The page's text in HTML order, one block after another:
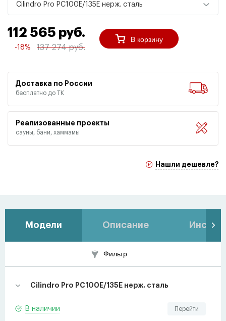
Cilindro Pro PC100E/135E нерж. сталь
112 565 руб.
-18% 137 274 руб.
В корзину
Доставка по России
бесплатно до ТК
Реализованные проекты
сауны, бани, хаммамы
Нашли дешевле?
Модели Описание
Фильтр
Cilindro Pro PC100E/135E нерж. сталь
Перейти
В наличии